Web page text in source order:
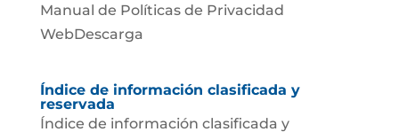
Manual de Políticas de Privacidad
WebDescarga
Índice de información clasificada y
reservada
Índice de información clasificada y